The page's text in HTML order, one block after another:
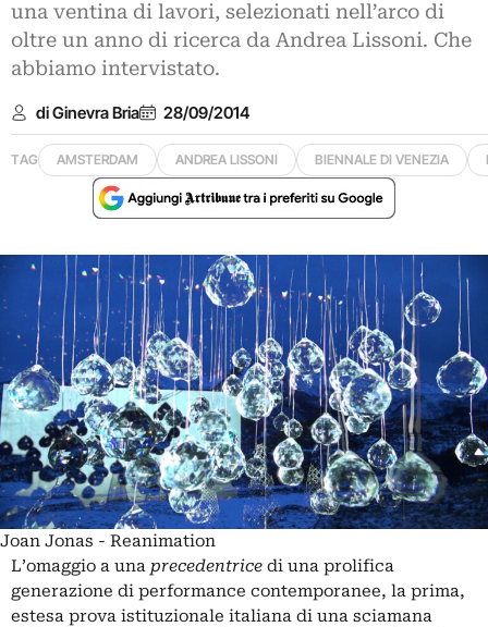
una ventina di lavori, selezionati nell’arco di
oltre un anno di ricerca da Andrea Lissoni. Che
abbiamo intervistato.
di Ginevra Bria 28/09/2014
TAG AMSTERDAM ANDREA LISSONI BIENNALE DI VENEZIA
Joan Jonas - Reanimation
L’omaggio a una precedentrice di una prolifica
generazione di performance contemporanee, la prima,
estesa prova istituzionale italiana di una sciamana